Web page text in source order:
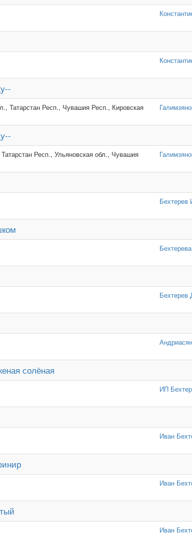
Татарстан Респ., Чувашия Респ., Кировская
Респ., Ульяновская обл., Чувашия
Бехтерев
Бехтерев
солёная
ИП
Иван
Иван
Иван